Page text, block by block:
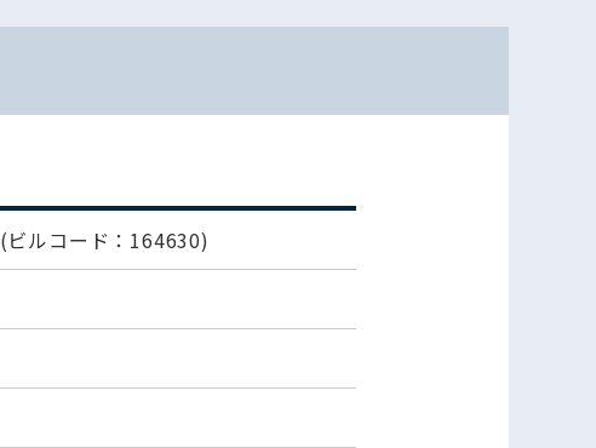
(ビルコード：164630)